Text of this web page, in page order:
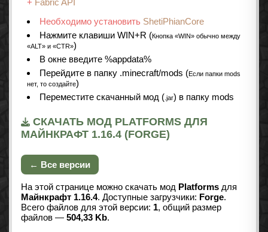
+ Fabric API
Необходимо установить ShetiPhianCore
Нажмите клавиши WIN+R (Кнопка «WIN» обычно между
«ALT» и «CTR»)
В окне введите %appdata%
Перейдите в папку .minecraft/mods (Если папки mods
нет, то создайте)
Переместите скачанный мод ( .jar) в папку mods
СКАЧАТЬ МОД PLATFORMS ДЛЯ
МАЙНКРАФТ 1.16.4 (FORGE)
← Все версии
На этой странице можно скачать мод Platforms для
Майнкрафт 1.16.4. Доступные загрузчики: Forge.
Всего файлов для этой версии: 1, общий размер
файлов — 504,33 Kb.